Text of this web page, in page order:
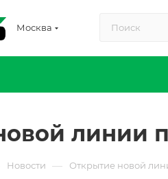
Москва
линии
Новости — Открытие новой